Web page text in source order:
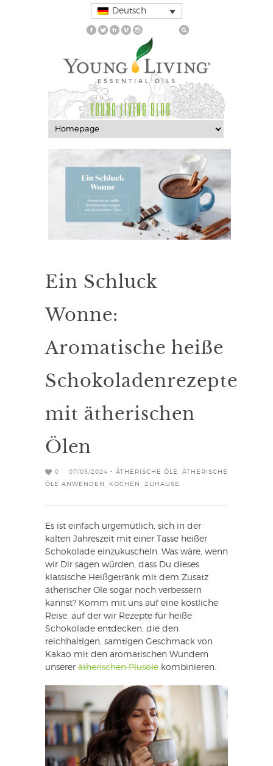
Deutsch
YOUNG LIVING BLOG
Ein Schluck
Wonne:
Aromatische heiße
Schokoladenrezepte
mit ätherischen
Ölen
0 07/03/2024 - ÄTHERISCHE ÖLE
ÄTHERISCHE
ÖLE ANWENDEN
KOCHEN ZUHAUSE
Es ist einfach urgemütlich, sich in der
kalten Jahreszeit mit einer Tasse heißer
Schokolade einzukuscheln. Was wäre, wenn
wir Dir sagen würden, dass Du dieses
klassische Heißgetränk mit dem Zusatz
ätherischer Öle sogar noch verbessern
kannst? Komm mit uns auf eine köstliche
Reise, auf der wir Rezepte für heiße
Schokolade entdecken, die den
reichhaltigen, samtigen Geschmack von
Kakao mit den aromatischen Wundern
unserer ätherischen Plusöle kombinieren.